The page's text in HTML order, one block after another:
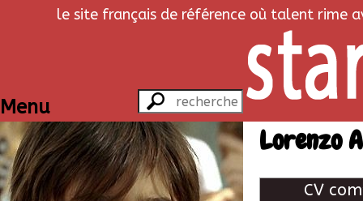
le site français de référence où talent rime
Menu
Lorenzo
CV